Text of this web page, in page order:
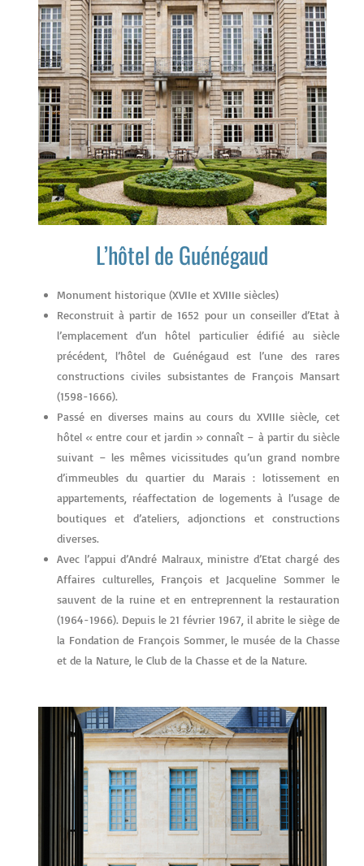
L’hôtel de Guénégaud
Monument historique (XVIIe et XVIIIe siècles)
Reconstruit à partir de 1652 pour un conseiller d’Etat à
l’emplacement d’un hôtel particulier édifié au siècle
précédent, l’hôtel de Guénégaud est l’une des rares
constructions civiles subsistantes de François Mansart
(1598-1666).
Passé en diverses mains au cours du XVIIIe siècle, cet
hôtel « entre cour et jardin » connaît – à partir du siècle
suivant – les mêmes vicissitudes qu’un grand nombre
d’immeubles du quartier du Marais : lotissement en
appartements, réaffectation de logements à l’usage de
boutiques et d’ateliers, adjonctions et constructions
diverses.
Avec l’appui d’André Malraux, ministre d’Etat chargé des
Affaires culturelles, François et Jacqueline Sommer le
sauvent de la ruine et en entreprennent la restauration
(1964-1966). Depuis le 21 février 1967, il abrite le siège de
la Fondation de François Sommer, le musée de la Chasse
et de la Nature, le Club de la Chasse et de la Nature.